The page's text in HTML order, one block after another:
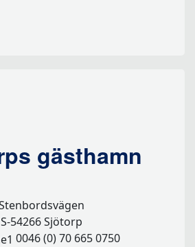
gästhamn
S-54266 Sjötorp
0046 (0) 70 665 0750